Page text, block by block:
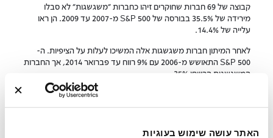
האתר עושה שימוש בעוגיות
קבוצה של 69 חברות שחוקרים זיהו כחברות "משגשגות" לא סבלו
מירידה של 35.5% בבורסה של S&P 500 מ-2007 עד 2009. הן ראו
עלייה של 14.4%.
לאחר המיתון חברות משגשגות אלה המשיכו לעלות על הציפיות. ה-
S&P 500 התאושש מ-2006 עם 9% רווח עד פברואר 2014, אך החברות
המשגשגות הרוויחו 35%.
מה עם מה שקרה אחרי מגפת הקורונה?כמעט כל ארגון נאבק לעמוד
בדרישות המשבר העולמי שהתחיל ב-2020, אך חברות עם תרבות של